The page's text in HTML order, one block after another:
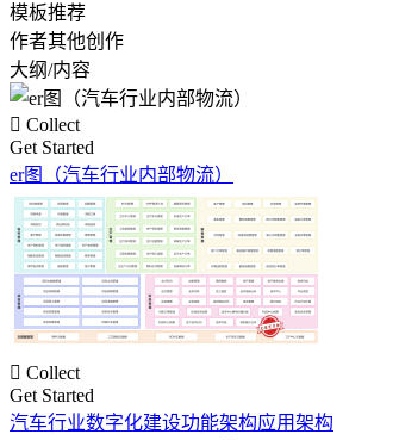
模板推荐
作者其他创作
大纲/内容
 Collect
Get Started
er图（汽车行业内部物流）
 Collect
Get Started
汽车行业数字化建设功能架构应用架构